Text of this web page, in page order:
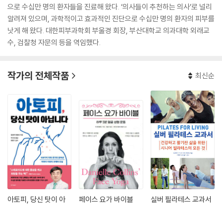
으로 수십만 명의 환자들을 진료해 왔다. ‘의사들이 추천하는 의사’로 널리
알려져 있으며, 과학적이고 효과적인 진단으로 수십만 명의 환자의 피부를
낫게 해 왔다. 대한피부과학회 부울경 회장, 부산대학교 의과대학 외래교
수, 검찰청 자문의 등을 역임했다.
작가의 전체작품 최신순
아토피, 당신 탓이 아
페이스 요가 바이블 실버 필라테스 교과서